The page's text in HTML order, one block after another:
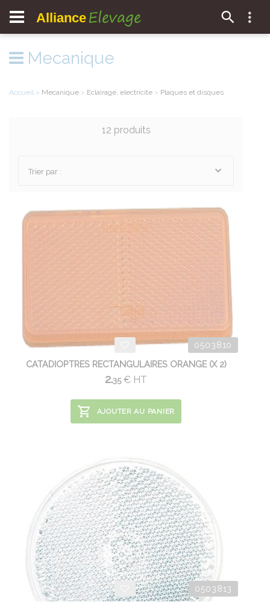
Alliance Elevage
Mecanique
Accueil > Mecanique > Eclairage, electricite > Plaques et disques
12 produits
Trier par :
0503810
CATADIOPTRES RECTANGULAIRES ORANGE (X 2)
2.35 € HT
AJOUTER AU PANIER
0503813